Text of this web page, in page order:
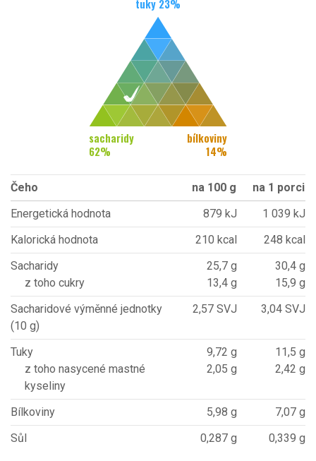
tuky 23%
sacharidy
62%
bílkoviny
14%
Čeho na 100 g
na 1 porci
Energetická hodnota
879 kJ
1 039 kJ
Kalorická hodnota
210 kcal
248 kcal
Sacharidy
z toho cukry
25,7 g
13,4 g
30,4 g
15,9 g
Sacharidové výměnné jednotky
(10 g)
2,57 SVJ 3,04 SVJ
Tuky
z toho nasycené mastné
kyseliny
9,72 g
2,05 g
11,5 g
2,42 g
Bílkoviny 5,98 g
7,07 g
Sůl
0,287 g 0,339 g